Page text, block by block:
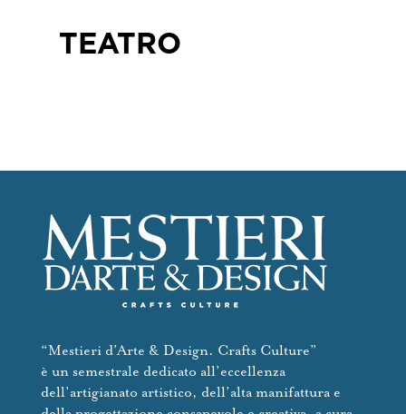
TEATRO
“Mestieri d’Arte & Design. Crafts Culture”
è un semestrale dedicato all’eccellenza
dell’artigianato artistico, dell’alta manifattura e